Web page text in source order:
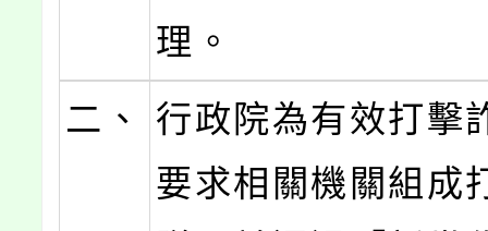
理。
二、
行政院為有效打擊
要求相關機關組成